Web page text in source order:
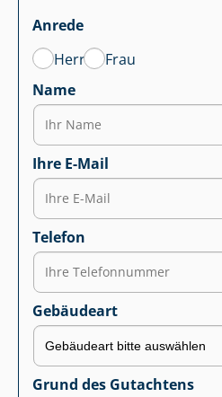
Anrede
Herr
Frau
Name
Ihre E-Mail
Telefon
Gebäudeart
Grund des Gutachtens